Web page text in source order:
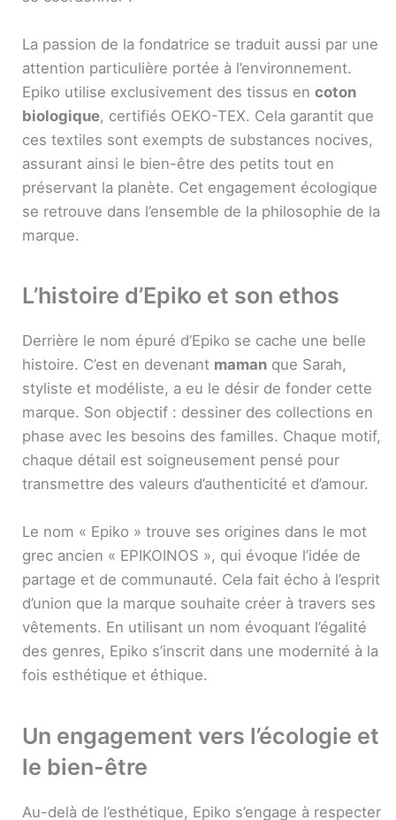
La passion de la fondatrice se traduit aussi par une
attention particulière portée à l’environnement.
Epiko utilise exclusivement des tissus en coton
biologique, certifiés OEKO-TEX. Cela garantit que
ces textiles sont exempts de substances nocives,
assurant ainsi le bien-être des petits tout en
préservant la planète. Cet engagement écologique
se retrouve dans l’ensemble de la philosophie de la
marque.
L’histoire d’Epiko et son ethos
Derrière le nom épuré d’Epiko se cache une belle
histoire. C’est en devenant maman que Sarah,
styliste et modéliste, a eu le désir de fonder cette
marque. Son objectif : dessiner des collections en
phase avec les besoins des familles. Chaque motif,
chaque détail est soigneusement pensé pour
transmettre des valeurs d’authenticité et d’amour.
Le nom « Epiko » trouve ses origines dans le mot
grec ancien « EPIKOINOS », qui évoque l’idée de
partage et de communauté. Cela fait écho à l’esprit
d’union que la marque souhaite créer à travers ses
vêtements. En utilisant un nom évoquant l’égalité
des genres, Epiko s’inscrit dans une modernité à la
fois esthétique et éthique.
Un engagement vers l’écologie et
le bien-être
Au-delà de l’esthétique, Epiko s’engage à respecter